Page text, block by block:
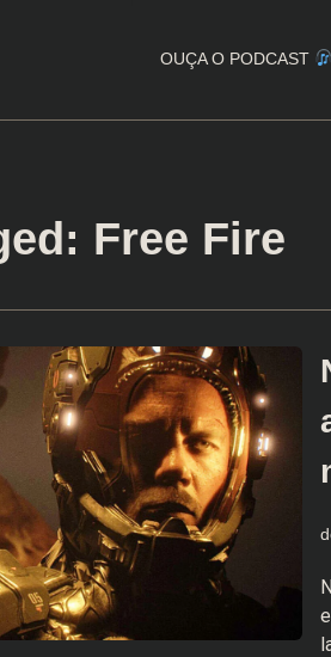
OUÇA O PODCAST
Free Fire